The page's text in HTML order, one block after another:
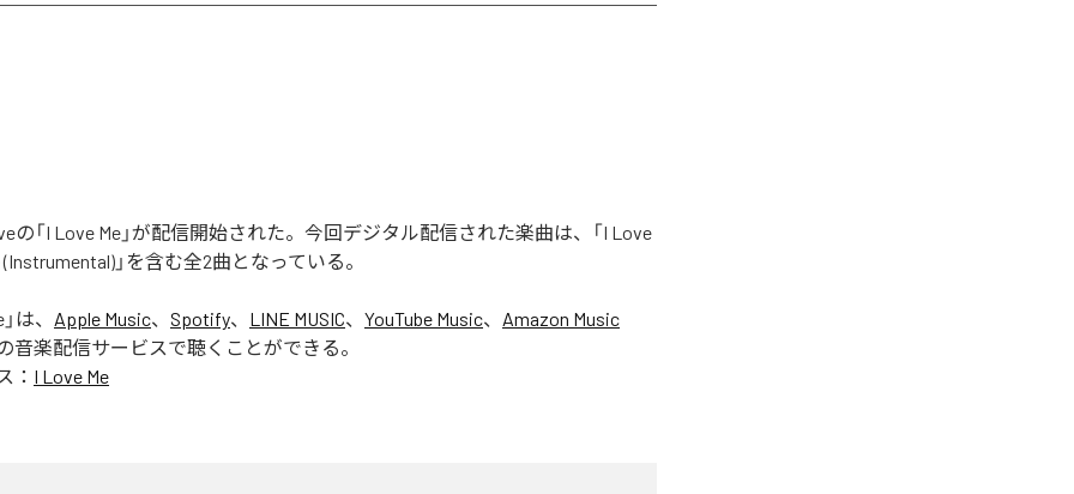
の「I Love Me」が配信開始された。今回デジタル配信された楽曲は、「I Love
(Instrumental)」を含む全2曲となっている。
」は、 Apple Music、 Spotify、 LINE MUSIC、 YouTube Music、 Amazon Music
音楽配信サービスで聴くことができる。
： I Love Me